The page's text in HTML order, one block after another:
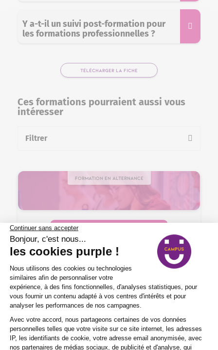
Y a-t-il un suivi post-formation pour
les formations professionnelles ?
TÉLÉCHARGER LA FICHE
Ces formations pourraient aussi vous
intéresser
Filtrer
Formation en alternance
Commerce – Vente > Gestion commerciale
BAC+2 Gestionnaire d’unité commerciale
2 ans
Nos certificats, titres et diplômes de
Niveau 5
En centre, en alternance
Jeune de 15 à 29 ans